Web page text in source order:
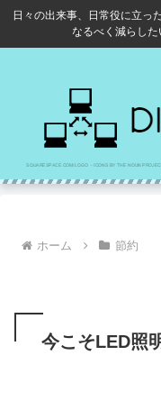
日々の出来事、日常役に立っ
なるべく減らし
ホーム 節約
今こそLED照